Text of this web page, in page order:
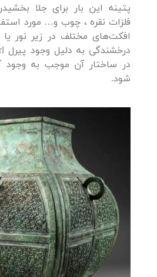
پتینه این بار برای جلا
فلزات نقره ، چوب و… مورد
افکت‌های مختلف در زیر نور
در ساختار آن موجب به وجود
شود.